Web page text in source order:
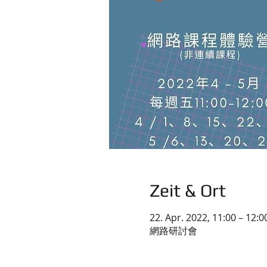
Zeit & Ort
22. Apr. 2022, 11:00 –
網路研討會